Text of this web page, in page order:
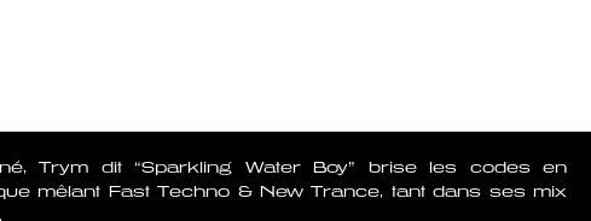
Trym dit “Sparkling Water Boy” brise les codes en
mêlant Fast Techno & New Trance, tant dans ses mix